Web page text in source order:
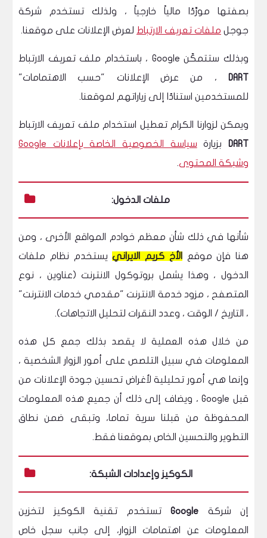
بصفتها مورِّدًا مالياً خارجياً ، ولذلك تستخدم شركة
جوجل ملفات تعريف الارتباط لعرض الإعلانات على موقعنا.
وبذلك ستتمكّن Google ، باستخدام ملف تعريف الارتباط
DART
، من عرض الإعلانات "حسب الاهتمامات"
للمستخدمين استنادًا إلى زياراتهم لموقعنا.
ويمكن لزوارنا الكرام تعطيل استخدام ملف تعريف الارتباط
DART
بزيارة
سياسة الخصوصية الخاصة بإعلانات Google
وشبكة المحتوى.
ملفات الدخول:
شأنها في ذلك شأن معظم خوادم المواقع الأخرى ، ومن
هنا فإن موقع
الأخ كريم الايرانييستخدم نظام ملفات
الدخول ، وهذا يشمل بروتوكول الانترنت (عناوين ، نوع
المتصفح ، مزود خدمة الانترنت "مقدمي خدمات الانترنت"
، التاريخ / الوقت ، وعدد النقرات لتحليل الاتجاهات).
من خلال هذه العملية لا يقصد بذلك جمع كل هذه
المعلومات في سبيل التلصص على أمور الزوار الشخصية ،
وإنما هي أمور تحليلية لأغراض تحسين جودة الإعلانات من
قبل Google ، ويضاف إلى ذلك أن جميع هذه المعلومات
المحفوظة من قبلنا سرية تماما، وتبقى ضمن نطاق
التطوير والتحسين الخاص بموقعنا فقط.
الكوكيز وإعدادات الشبكة:
إن شركة Google تستخدم تقنية الكوكيز لتخزين
المعلومات عن اهتمامات الزوار، إلى جانب سجل خاص